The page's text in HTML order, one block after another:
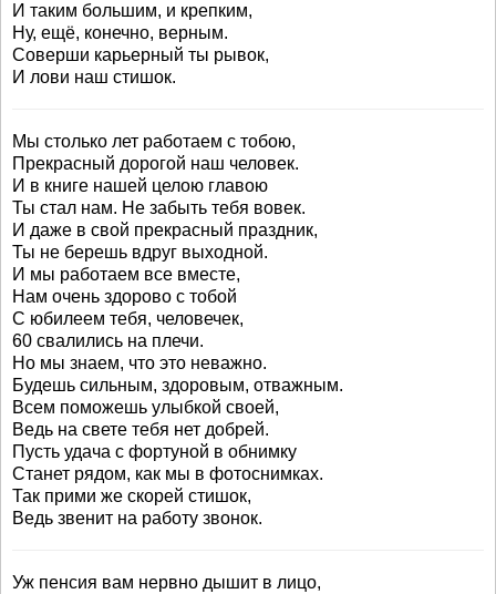
И таким большим, и крепким,
Ну, ещё, конечно, верным.
Соверши карьерный ты рывок,
И лови наш стишок.
Мы столько лет работаем с тобою,
Прекрасный дорогой наш человек.
И в книге нашей целою главою
Ты стал нам. Не забыть тебя вовек.
И даже в свой прекрасный праздник,
Ты не берешь вдруг выходной.
И мы работаем все вместе,
Нам очень здорово с тобой
С юбилеем тебя, человечек,
60 свалились на плечи.
Но мы знаем, что это неважно.
Будешь сильным, здоровым, отважным.
Всем поможешь улыбкой своей,
Ведь на свете тебя нет добрей.
Пусть удача с фортуной в обнимку
Станет рядом, как мы в фотоснимках.
Так прими же скорей стишок,
Ведь звенит на работу звонок.
Уж пенсия вам нервно дышит в лицо,